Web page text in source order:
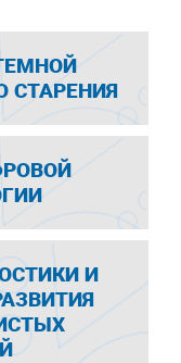
СТАРЕНИЯ
И